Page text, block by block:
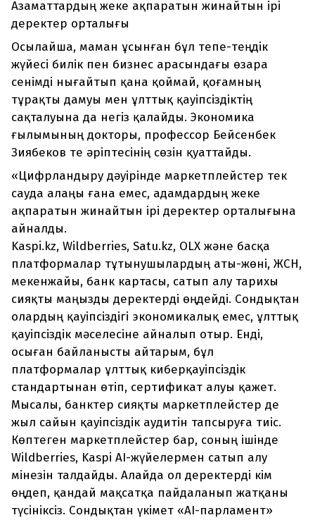
Азаматтардың жеке ақпаратын жинайтын ірі
деректер орталығы
Осылайша, маман ұсынған бұл тепе-теңдік
жүйесі билік пен бизнес арасындағы өзара
сенімді нығайтып қана қоймай, қоғамның
тұрақты дамуы мен ұлттық қауіпсіздіктің
сақталуына да негіз қалайды. Экономика
ғылымының докторы, профессор Бейсенбек
Зиябеков те әріптесінің сөзін қуаттайды.
«Цифрландыру дәуірінде маркетплейстер тек
сауда алаңы ғана емес, адамдардың жеке
ақпаратын жинайтын ірі деректер орталығына
айналды.
Kaspi.kz, Wildberries, Satu.kz, OLX және басқа
платформалар тұтынушылардың аты-жөні, ЖСН,
мекенжайы, банк картасы, сатып алу тарихы
сияқты маңызды деректерді өңдейді. Сондықтан
олардың қауіпсіздігі экономикалық емес, ұлттық
қауіпсіздік мәселесіне айналып отыр. Енді,
осыған байланысты айтарым, бұл
платформалар ұлттық киберқауіпсіздік
стандартынан өтіп, сертификат алуы қажет.
Мысалы, банктер сияқты маркетплейстер де
жыл сайын қауіпсіздік аудитін тапсыруға тиіс.
Көптеген маркетплейстер бар, соның ішінде
Wildberries, Kaspi AI-жүйелермен сатып алу
мінезін талдайды. Алайда ол деректерді кім
өңдеп, қандай мақсатқа пайдаланып жатқаны
түсініксіз. Сондықтан үкімет «AI-парламент»